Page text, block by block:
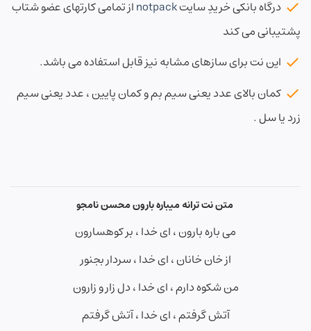
درگاه بانکی خریدِ سایتnotpackاز تمامی کارتهای عضو شتاب
پشتیبانی می کند
این نت برای سازهای مشابه نیز قابل استفاده می باشد.
کمان بالای عدد یعنی سیم بم و کمان پایین ، عدد یعنی سیم
زرد یا سل .
متن نت ترانه میباره بارون محسن نامجو
می باره بارون ، ای خدا ، بر کوهسارون
از خان خانان ، ای خدا ، سردار بجنور
من شکوه دارم ، ای خدا ، دل زار و زارون
آتش گرفتم ، ای خدا ، آتش گرفتم